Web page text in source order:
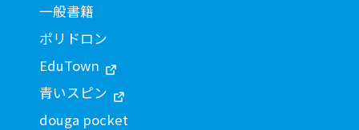
一般書籍
ポリドロン
EduTown
青いスピン
douga pocket